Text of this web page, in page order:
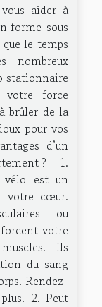
aider à
forme sous
le temps
nombreux
stationnaire
force
brûler de la
pour vos
d’un
? 1.
vélo est un
votre cœur.
ou
votre
Ils
du sang
Rendez-
2. Peut